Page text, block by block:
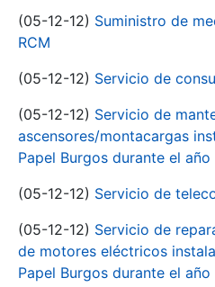
(05-12-12) Suministro de
RCM
(05-12-12) Servicio de
(05-12-12) Servicio de
ascensores/montacargas
Papel Burgos durante el año
(05-12-12) Servicio de
(05-12-12) Servicio de
de motores eléctricos
Papel Burgos durante el año